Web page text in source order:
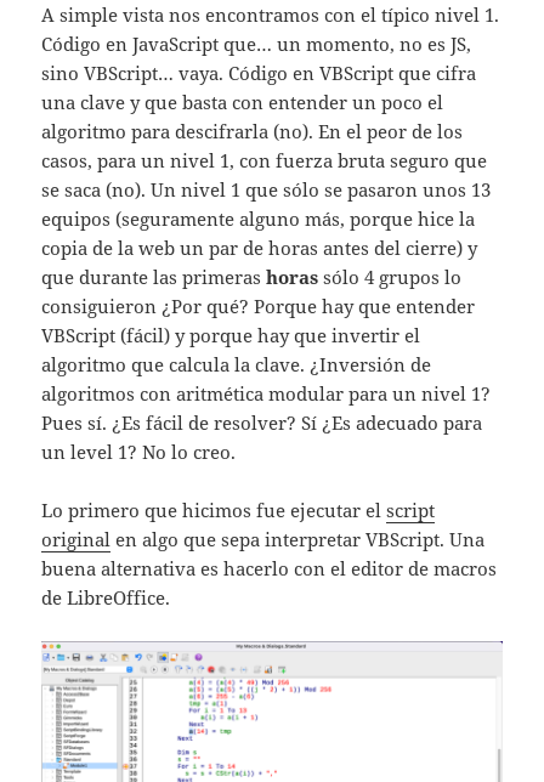
A simple vista nos encontramos con el típico nivel 1.
Código en JavaScript que… un momento, no es JS,
sino VBScript… vaya. Código en VBScript que cifra
una clave y que basta con entender un poco el
algoritmo para descifrarla (no). En el peor de los
casos, para un nivel 1, con fuerza bruta seguro que
se saca (no). Un nivel 1 que sólo se pasaron unos 13
equipos (seguramente alguno más, porque hice la
copia de la web un par de horas antes del cierre) y
que durante las primerashoras sólo 4 grupos lo
consiguieron ¿Por qué? Porque hay que entender
VBScript (fácil) y porque hay que invertir el
algoritmo que calcula la clave. ¿Inversión de
algoritmos con aritmética modular para un nivel 1?
Pues sí. ¿Es fácil de resolver? Sí ¿Es adecuado para
un level 1? No lo creo.
Lo primero que hicimos fue ejecutar elscript
original en algo que sepa interpretar VBScript. Una
buena alternativa es hacerlo con el editor de macros
de LibreOffice.